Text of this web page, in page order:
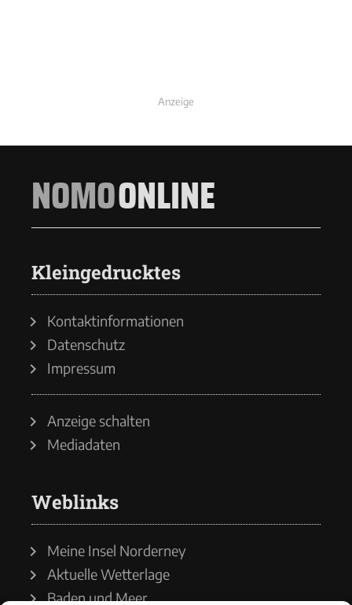
Anzeige
NOMOONLINE
Kleingedrucktes
Kontaktinformationen
Datenschutz
Impressum
Anzeige schalten
Mediadaten
Weblinks
Meine Insel Norderney
Aktuelle Wetterlage
Baden und Meer